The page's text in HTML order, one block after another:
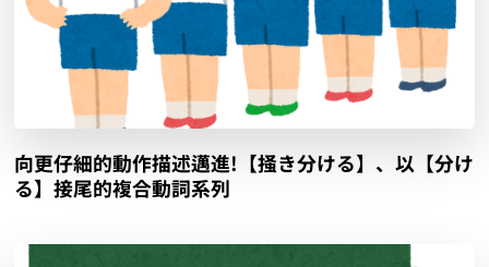
向更仔細的動作描述邁進!【掻き分ける】、以【分け
る】接尾的複合動詞系列